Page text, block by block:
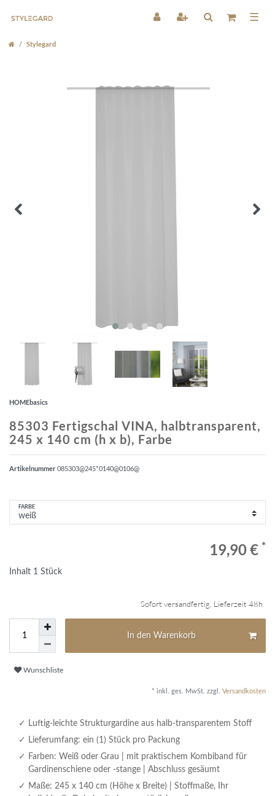
☰
Stylegard
HOMEbasics
85303 Fertigschal VINA, halbtransparent,
245 x 140 cm (h x b), Farbe
Artikelnummer085303@245*0140@0106@
FARBE
19,90 € *
Inhalt 1 Stück
Sofort versandfertig, Lieferzeit 48h
In den Warenkorb
Wunschliste
* inkl. ges. MwSt. zzgl. Versandkosten
Luftig-leichte Strukturgardine aus halb-transparentem Stoff
Lieferumfang: ein (1) Stück pro Packung
Farben: Weiß oder Grau | mit praktischem Kombiband für
Gardinenschiene oder -stange | Abschluss gesäumt
Maße: 245 x 140 cm (Höhe x Breite) | Stoffmaße, Ihr